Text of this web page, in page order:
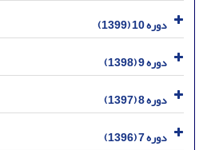
دوره 10 (1399)
دوره 9 (1398)
دوره 8 (1397)
دوره 7 (1396)